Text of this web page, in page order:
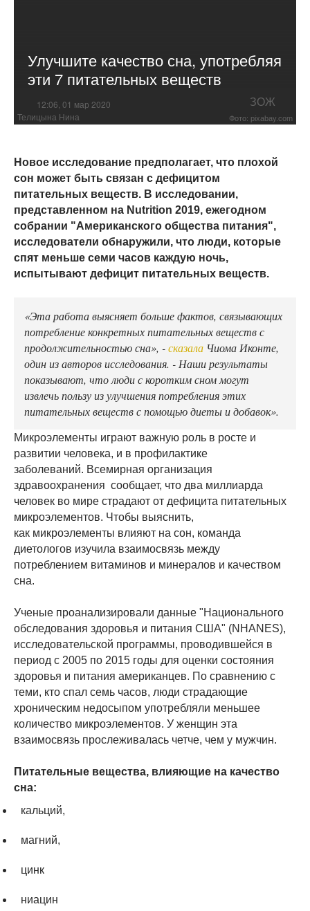
Улучшите качество сна, употребляя
эти 7 питательных веществ
12:06, 01 мар 2020 ЗОЖ
Телицына Нина Фото: pixabay.com
Новое исследование предполагает, что плохой
сон может быть связан с дефицитом
питательных веществ. В исследовании,
представленном на Nutrition 2019, ежегодном
собрании "Американского общества питания",
исследователи обнаружили, что люди, которые
спят меньше семи часов каждую ночь,
испытывают дефицит питательных веществ.
«Эта работа выясняет больше фактов, связывающих
потребление конкретных питательных веществ с
продолжительностью сна», -сказала Чиома Иконте,
один из авторов исследования. - Наши результаты
показывают, что люди с коротким сном могут
извлечь пользу из улучшения потребления этих
питательных веществ с помощью диеты и добавок».
Микроэлементы играют важную роль в росте и
развитии человека, и в профилактике
заболеваний. Всемирная организация
здравоохранения сообщает, что два миллиарда
человек во мире страдают от дефицита питательных
микроэлементов. Чтобы выяснить,
как микроэлементы влияют на сон, команда
диетологов изучила взаимосвязь между
потреблением витаминов и минералов и качеством
сна.
Ученые проанализировали данные "Национального
обследования здоровья и питания США" (NHANES),
исследовательской программы, проводившейся в
период с 2005 по 2015 годы для оценки состояния
здоровья и питания американцев. По сравнению с
теми, кто спал семь часов, люди страдающие
хроническим недосыпом употребляли меньшее
количество микроэлементов. У женщин эта
взаимосвязь прослеживалась четче, чем у мужчин.
Питательные вещества, влияющие на качество
сна:
кальций,
магний,
цинк
ниацин